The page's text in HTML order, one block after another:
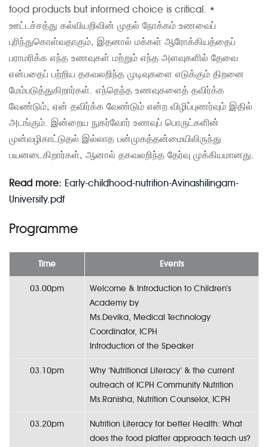
food products but informed choice is critical. •
ஊட்டச்சத்து கல்வியறிவின் முதல் நோக்கம் உணவைப்
புரிந்துகொள்வதாகும், இதனால் மக்கள் ஆரோக்கியத்தைப்
பராமரிக்க எந்த உணவுகள் மற்றும் எந்த அளவுகளில் தேவை
என்பதைப் பற்றிய தகவலறிந்த முடிவுகளை எடுக்கும் திறனை
மேம்படுத்துகிறார்கள். எந்தெந்த உணவுகளைத் தவிர்க்க
வேண்டும், ஏன் தவிர்க்க வேண்டும் என்ற விழிப்புணர்வும் இதில்
அடங்கும். இன்றைய நுகர்வோர் உணவுப் பொருட்களின்
முன்வழிகாட்டுதல் இல்லாத பன்முகத்தன்மையிலிருந்து
பயனடைகிறார்கள், ஆனால் தகவலறிந்த தேர்வு முக்கியமானது.
Read more: Early-childhood-nutrition-Avinashilingam-
University.pdf
Programme
Time Events
03.00pm
Welcome & Introduction to Children’s
Academy by
Ms.Devika, Medical Technology
Coordinator, ICPH
Introduction of the Speaker
03.10pm
Why ‘Nutritional Literacy’ & the current
outreach of ICPH Community Nutrition
Ms.Ranisha, Nutrition Counselor, ICPH
03.20pm
Nutrition Literacy for better Health: What
does the food platter approach teach us?